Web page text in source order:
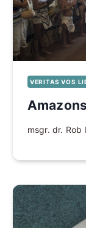
VERITAS VOS
msgr. dr. Rob